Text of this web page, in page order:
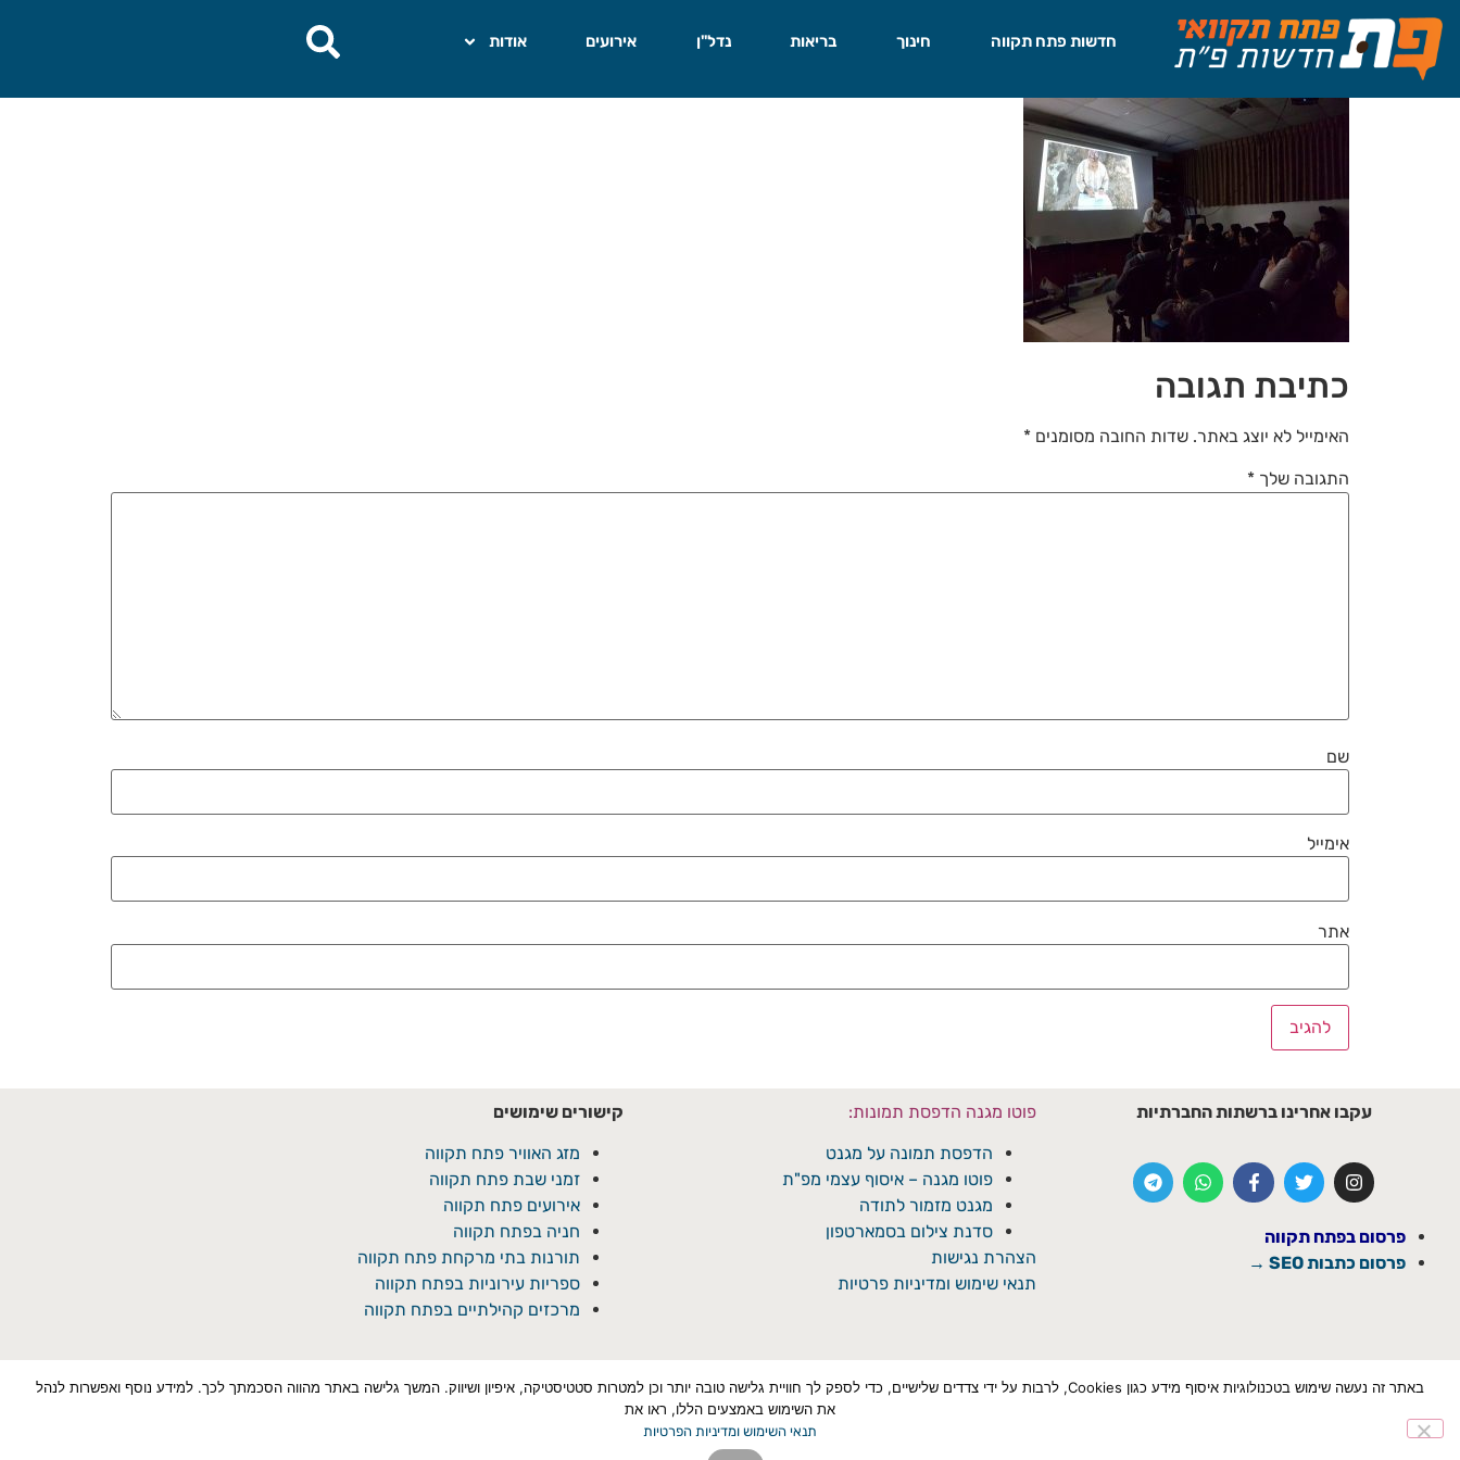
לתוכן
חדשות פתח תקווה חינוך בריאות נדל"ן אירועים אודות
כתיבת תגובה
האימייל לא יוצג באתר. שדות החובה מסומנים *
התגובה שלך *
שם
אימייל
אתר
עקבו אחרינו ברשתות החברתיות
פרסום בפתח תקווה
פרסום כתבות SEO →
פוטו מגנה הדפסת תמונות:
הדפסת תמונה על מגנט
פוטו מגנה – איסוף עצמי מפ"ת
מגנט מזמור לתודה
סדנת צילום בסמארטפון
הצהרת נגישות
תנאי שימוש ומדיניות פרטיות
קישורים שימושים
מזג האוויר פתח תקווה
זמני שבת פתח תקווה
אירועים פתח תקווה
חניה בפתח תקווה
תורנות בתי מרקחת פתח תקווה
ספריות עירוניות בפתח תקווה
מרכזים קהילתיים בפתח תקווה
באתר זה נעשה שימוש בטכנולוגיות איסוף מידע כגון Cookies, לרבות על ידי צדדים שלישיים, כדי לספק לך חוויית גלישה טובה יותר וכן למטרות סטטיסטיקה, איפיון ושיווק. המשך גלישה באתר מהווה הסכמתך לכך. למידע נוסף ואפשרות לנהל
את השימוש באמצעים הללו, ראו את
תנאי השימוש ומדיניות הפרטיות